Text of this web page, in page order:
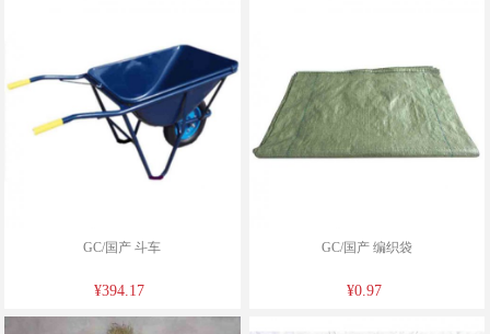
GC/国产 斗车
¥394.17
GC/国产 编织袋
¥0.97